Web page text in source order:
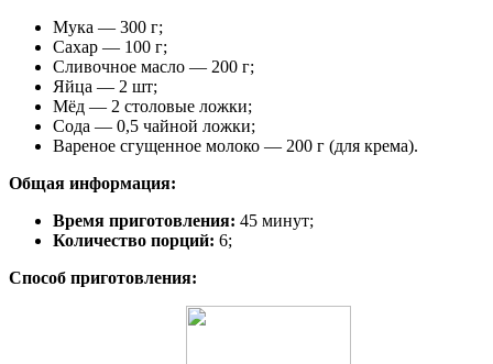
Мука — 300 г;
Сахар — 100 г;
Сливочное масло — 200 г;
Яйца — 2 шт;
Мёд — 2 столовые ложки;
Сода — 0,5 чайной ложки;
Вареное сгущенное молоко — 200 г (для крема).
Общая информация:
Время приготовления: 45 минут;
Количество порций: 6;
Способ приготовления: